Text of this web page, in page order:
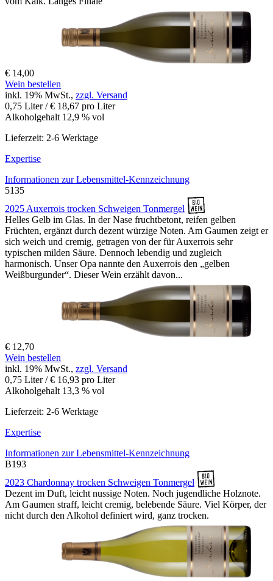
€ 14,00
Wein bestellen
inkl. 19% MwSt., zzgl. Versand
0,75 Liter / € 18,67 pro Liter
Alkoholgehalt 12,9 % vol
Lieferzeit: 2-6 Werktage
Expertise
Informationen zurLebensmittel-Kennzeichnung
5135
2025 Auxerrois trocken Schweigen Tonmergel
Helles Gelb im Glas. In der Nase fruchtbetont, reifen gelben
Früchten, ergänzt durch dezent würzige Noten. Am Gaumen zeigt er
sich weich und cremig, getragen von der für Auxerrois sehr
typischen milden Säure. Dennoch lebendig und zugleich
harmonisch. Unser Opa nannte den Auxerrois den „gelben
Weißburgunder“. Dieser Wein erzählt davon...
€ 12,70
Wein bestellen
inkl. 19% MwSt., zzgl. Versand
0,75 Liter / € 16,93 pro Liter
Alkoholgehalt 13,3 % vol
Lieferzeit: 2-6 Werktage
Expertise
Informationen zurLebensmittel-Kennzeichnung
B193
2023 Chardonnay trocken Schweigen Tonmergel
Dezent im Duft, leicht nussige Noten. Noch jugendliche Holznote.
Am Gaumen straff, leicht cremig, belebende Säure. Viel Körper, der
nicht durch den Alkohol definiert wird, ganz trocken.